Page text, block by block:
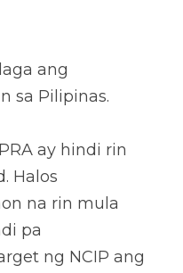
ang
sa Pilipinas.
ay hindi rin
Halos
na rin mula
pa
ng NCIP ang